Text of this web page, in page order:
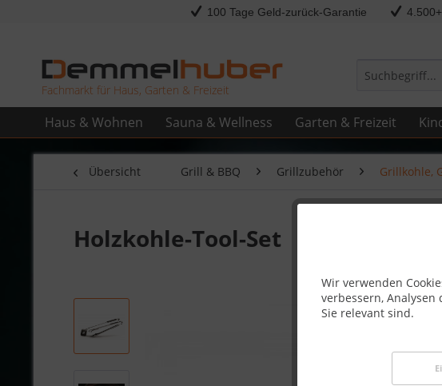
100 Tage Geld-zurück-Garantie
Fachmarkt für Haus, Garten & Freizeit
Haus & Wohnen Sauna & Wellness Garten & Freizeit
Wir verwenden
verbessern,
Sie relevant sind.
Übersicht Grill & BBQ Grillzubehör Grillkohle,
Holzkohle-Tool-Set